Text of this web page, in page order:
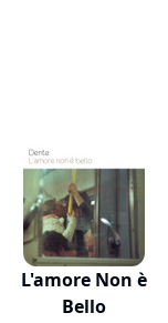
L'amore Non è
Bello